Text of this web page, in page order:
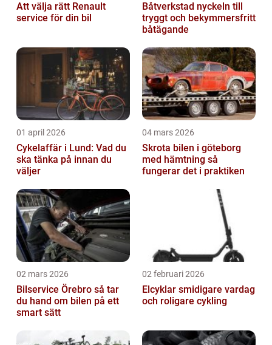
Att välja rätt Renault
service för din bil
Båtverkstad nyckeln till
tryggt och bekymmersfritt
båtägande
01 april 2026
Cykelaffär i Lund: Vad du
ska tänka på innan du
väljer
04 mars 2026
Skrota bilen i göteborg
med hämtning så
fungerar det i praktiken
02 mars 2026
Bilservice Örebro så tar
du hand om bilen på ett
smart sätt
02 februari 2026
Elcyklar smidigare vardag
och roligare cykling